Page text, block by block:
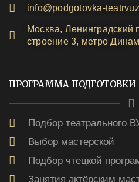
info@podgotovka-
Москва, Ленинградский
строение 3, метро
ПРОГРАММА ПОДГОТОВКИ
Подбор театрального
Выбор мастерской
Подбор чтецкой
Занятия актёрским